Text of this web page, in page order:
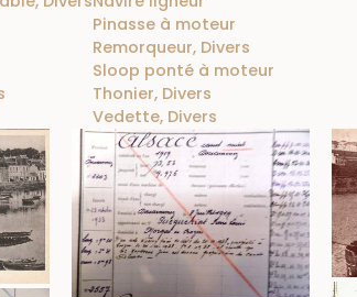
Pinasse à moteur
Remorqueur, Divers
Sloop ponté à moteur
Thonier, Divers
Vedette, Divers